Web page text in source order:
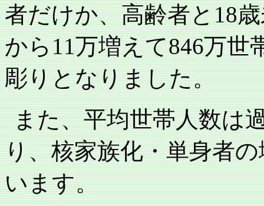
者だけか、高齢者と18
から11万増えて846万世
彫りとなりました。
また、平均世帯人数は
り、核家族化・単身者
います。